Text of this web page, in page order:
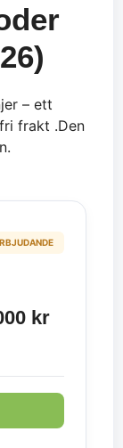
– ett
frakt .Den
kr